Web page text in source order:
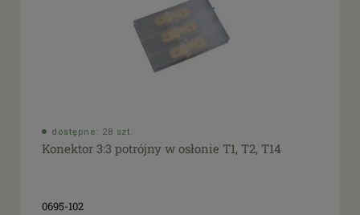
dostępne: 28 szt.
Konektor 3:3 potrójny w osłonie T1, T2, T14
0695-102